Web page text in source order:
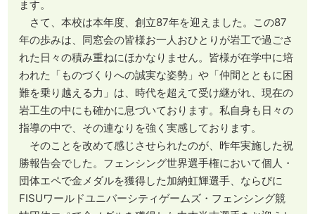
ます。
さて、本校は本年度、創立87年を迎えました。この87
年の歩みは、同窓会の皆様お一人おひとりが岩工で過ごさ
れた日々の積み重ねにほかなりません。皆様が在学中に培
われた「ものづくりへの誠実な姿勢」や「仲間とともに困
難を乗り越える力」は、時代を超えて受け継がれ、現在の
岩工生の中にも確かに息づいております。私自身も日々の
指導の中で、その連なりを強く実感しております。
そのことを改めて感じさせられたのが、昨年実施した祝
勝報告会でした。フェンシング世界選手権において個人・
団体エペで金メダルを獲得した加納虹輝選手、ならびに
FISUワールドユニバーシティゲームズ・フェンシング競